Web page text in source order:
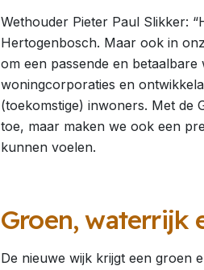
Wethouder Pieter Paul Slikker:
Hertogenbosch. Maar ook in
om een passende en
woningcorporaties en
(toekomstige) inwoners. Met de
toe, maar maken we ook een
kunnen voelen.
Groen, waterrijk
De nieuwe wijk krijgt een groen